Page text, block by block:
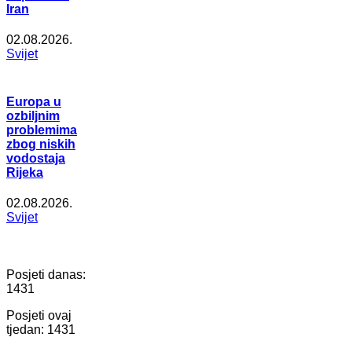
Iran
02.08.2026.
Svijet
Europa u
ozbiljnim
problemima
zbog niskih
vodostaja
Rijeka
02.08.2026.
Svijet
Posjeti danas:
1431
Posjeti ovaj
tjedan: 1431